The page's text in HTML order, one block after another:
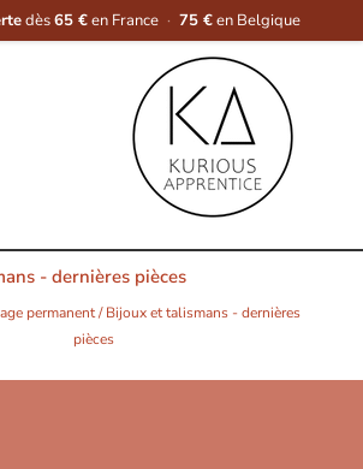
dès65 €en France · 75 €en Belgique
- dernières pièces
permanent/ Bijoux et talismans - dernières
pièces